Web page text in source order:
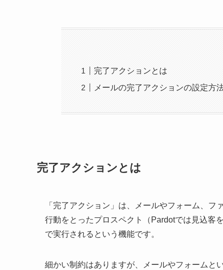
完了アクションとは
メールの完了アクションの設定方
完了アクションとは
「完了アクション」は、メールやフォーム、
行動をとったプロスペクト（Pardotでは見込客
で実行されるという機能です。
細かい制約はありますが、メールやフォームと